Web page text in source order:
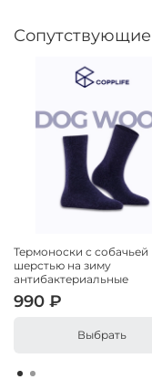
Термоноски с собачьей
шерстью на зиму
антибактериальные
990 ₽
Выбрать